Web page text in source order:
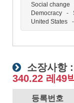
Social change
Democracy -
United States
소장사항 :
340.22 레49
등록번호